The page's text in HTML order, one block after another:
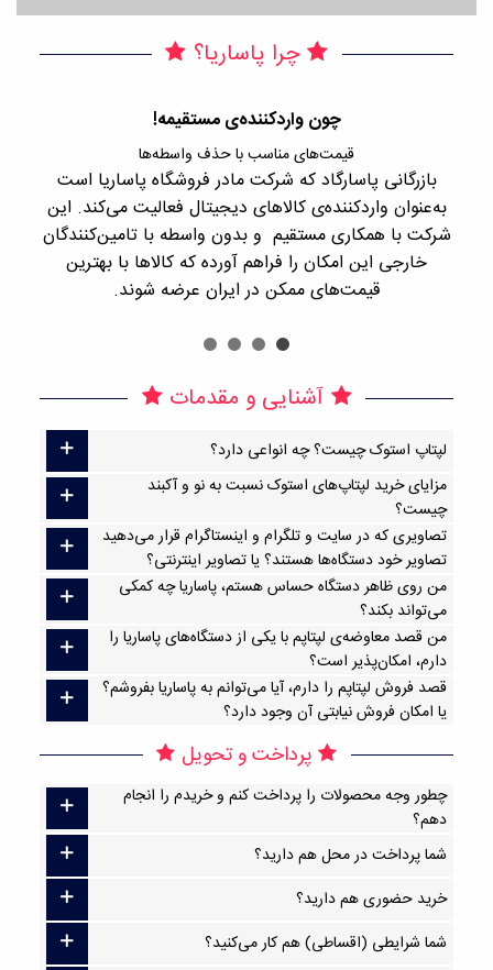
چرا پاساریا؟
چون واردکننده‌ی مستقیمه!
قیمت‌های مناسب با حذف واسطه‌ها
بازرگانی پاسارگاد که شرکت مادر فروشگاه پاساریا است
به‌عنوان واردکننده‌ی کالاهای دیجیتال فعالیت می‌کند. این
شرکت با همکاری مستقیم و بدون واسطه با تامین‌کنندگان
خارجی این امکان را فراهم آورده که کالاها با بهترین
قیمت‌های ممکن در ایران عرضه شوند.
آشنایی و مقدمات
لپتاپ استوک چیست؟ چه انواعی دارد؟
مزایای خرید لپتاپ‌های استوک نسبت به نو و آکبند
چیست؟
تصاویری که در سایت و تلگرام و اینستاگرام قرار می‌دهید
تصاویر خود دستگاه‌ها هستند؟ یا تصاویر اینترنتی؟
من روی ظاهر دستگاه حساس هستم، پاساریا چه کمکی
می‌تواند بکند؟
من قصد معاوضه‌ی لپتاپم با یکی از دستگاه‌های پاساریا را
دارم، امکان‌پذیر است؟
قصد فروش لپتاپم را دارم، آیا می‌توانم به پاساریا بفروشم؟
یا امکان فروش نیابتی آن وجود دارد؟
پرداخت و تحویل
چطور وجه محصولات را پرداخت کنم و خریدم را انجام
دهم؟
شما پرداخت در محل هم دارید؟
خرید حضوری هم دارید؟
شما شرایطی (اقساطی) هم کار می‌کنید؟